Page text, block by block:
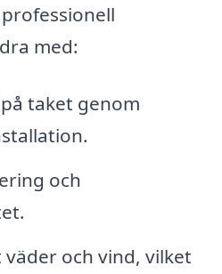
med:
taket genom
och
och vind, vilket